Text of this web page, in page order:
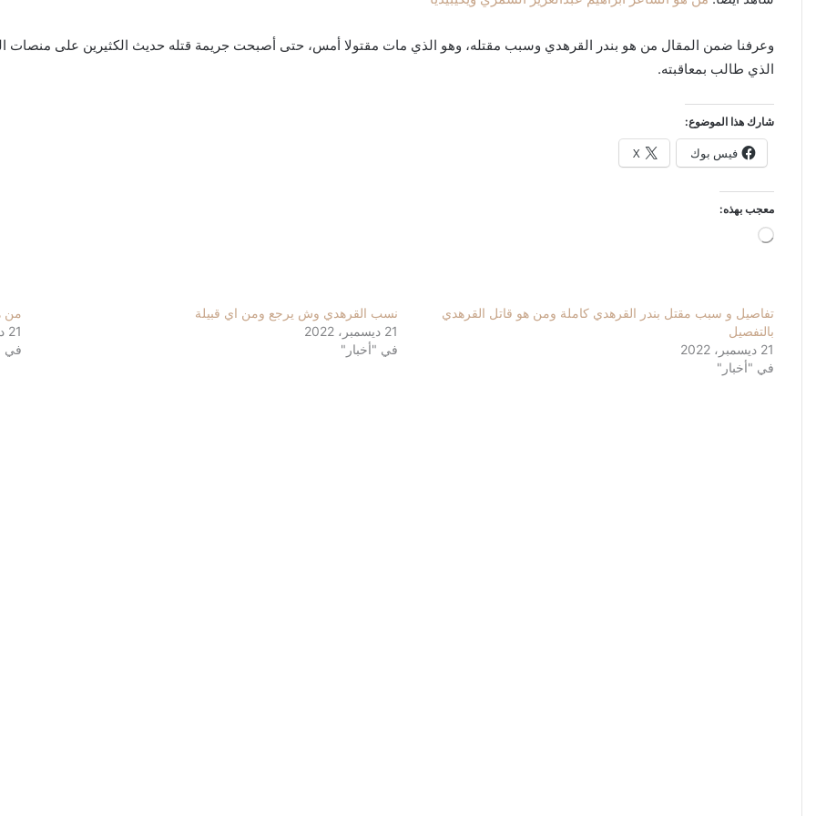
وعرفنا ضمن المقال من هو بندر القرهدي وسبب مقتله، وهو الذي مات مقتولا أمس، حتى أصبحت جريمة قتله حديث الكثيرين على منصات
الذي طالب بمعاقبته.
شارك هذا الموضوع:
فيس بوك X
معجب بهذه:
جاري
تفاصيل و سبب مقتل بندر القرهدي كاملة ومن هو قاتل القرهدي
بالتفصيل
21 ديسمبر، 2022
في "أخبار"
نسب القرهدي وش يرجع ومن اي قبيلة
21 ديسمبر، 2022
في "أخبار"
من
21 ديسمبر، 2022
في